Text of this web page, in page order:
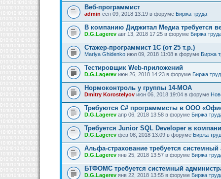
Веб-программист
admin сен 09, 2018 13:19 в форуме Биржа труда
В компанию Диджитал Медиа требуется
D.G.Lagerev авг 13, 2018 17:25 в форуме Биржа
Стажер-программист 1С (от 25 т.р.)
Mariya Ghidenko июл 09, 2018 11:08 в форуме Биржа
Тестировщик Web-приложений
D.G.Lagerev июн 26, 2018 14:23 в форуме Биржа
Нормоконтроль у группы 14-МОА
Dmitry Korostelyov июн 06, 2018 19:04 в форуме
Требуются C# программисты в ООО
D.G.Lagerev апр 06, 2018 13:58 в форуме Биржа
Требуется Junior SQL Developer в
D.G.Lagerev фев 08, 2018 13:09 в форуме Биржа
Альфа-страхование требуется системный
D.G.Lagerev янв 25, 2018 13:57 в форуме Биржа
БТФОМС требуется системный
D.G.Lagerev янв 22, 2018 13:55 в форуме Биржа